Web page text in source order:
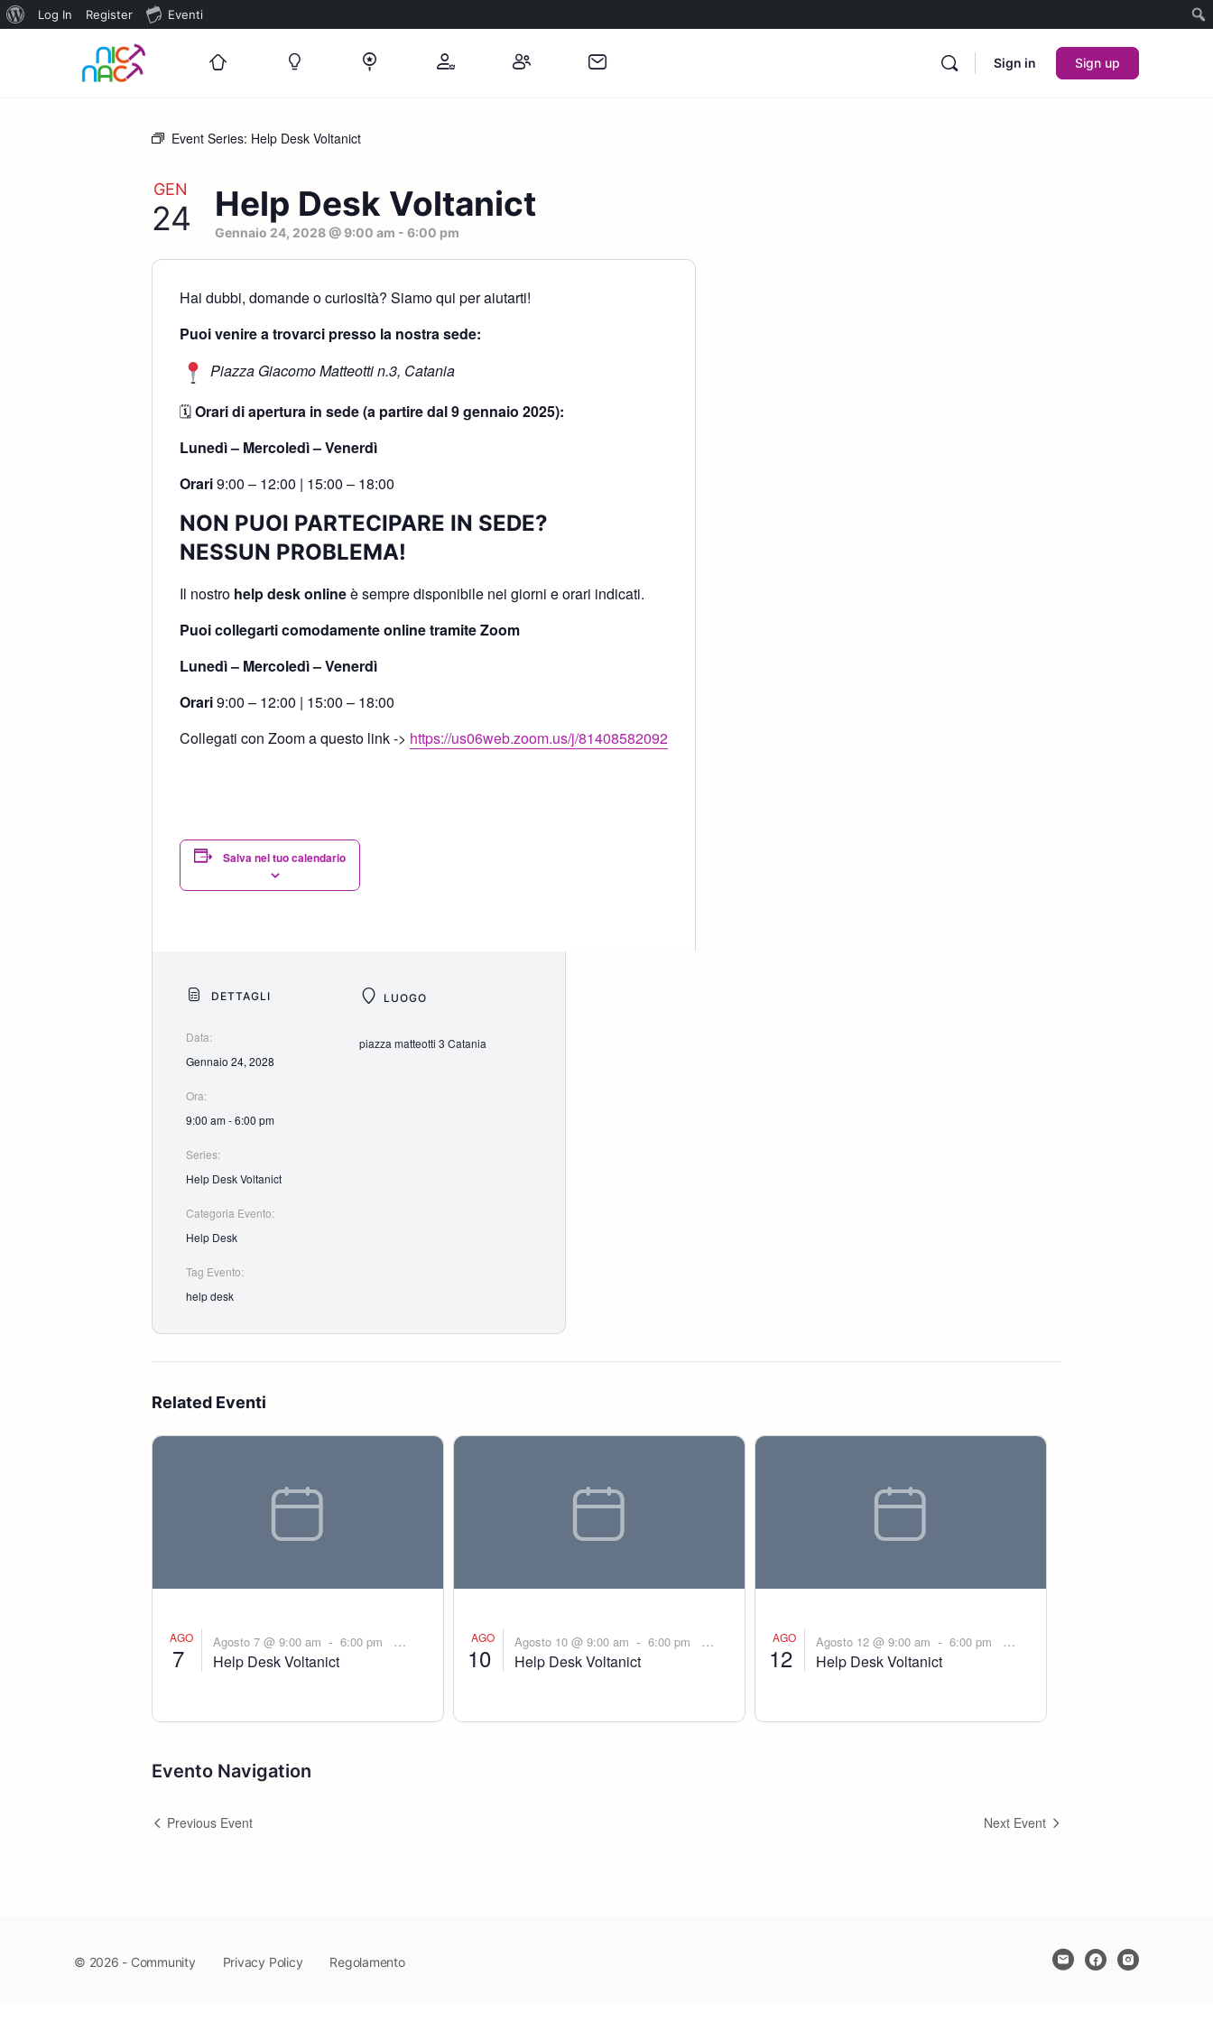
Informazioni
WordPress
Log In Register Eventi
Sign in Sign up
Event Series: Help Desk Voltanict
GEN
24 Help Desk Voltanict
Gennaio 24, 2028 @ 9:00 am - 6:00 pm
Hai dubbi, domande o curiosità? Siamo qui per aiutarti!
Puoi venire a trovarci presso la nostra sede:
Piazza Giacomo Matteotti n.3, Catania
🗓Orari di apertura in sede (a partire dal 9 gennaio 2025):
Lunedì – Mercoledì – Venerdì
Orari9:00 – 12:00 | 15:00 – 18:00
NON PUOI PARTECIPARE IN SEDE?
NESSUN PROBLEMA!
Il nostro help desk onlineè sempre disponibile nei giorni e orari indicati.
Puoi collegarti comodamente online tramite Zoom
Lunedì – Mercoledì – Venerdì
Orari9:00 – 12:00 | 15:00 – 18:00
Collegati con Zoom a questo link -> https://us06web.zoom.us/j/81408582092
Salva nel tuo calendario
DETTAGLI
Data:
Gennaio 24, 2028
Ora:
9:00 am - 6:00 pm
Series:
Help Desk Voltanict
Categoria Evento:
Help Desk
Tag Evento:
help desk
LUOGO
piazza matteotti 3 Catania
Related Eventi
AGO
7
Agosto 7 @ 9:00 am - 6:00 pm
Help Desk Voltanict
AGO
10
Agosto 10 @ 9:00 am - 6:00 pm
Help Desk Voltanict
AGO
12
Agosto 12 @ 9:00 am - 6:00 pm
Help Desk Voltanict
Evento Navigation
Previous Event Next Event
© 2026 - Community Privacy Policy Regolamento